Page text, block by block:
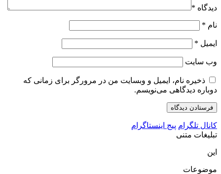
دیدگاه *
نام *
ایمیل *
وب‌ سایت
ذخیره نام، ایمیل و وبسایت من در مرورگر برای زمانی که
دوباره دیدگاهی می‌نویسم.
کانال تلگرام پیج اینستاگرام
تبلیغات متنی
این
موضوعات